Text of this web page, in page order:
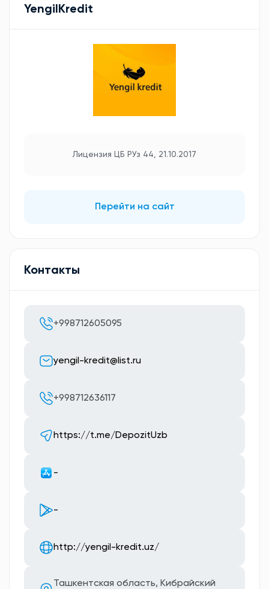
YengilKredit
Лицензия ЦБ РУз 44, 21.10.2017
Перейти на сайт
Контакты
+998712605095
yengil-kredit@list.ru
+998712636117
https://t.me/DepozitUzb
-
-
http://yengil-kredit.uz/
Ташкентская область, Кибрайский